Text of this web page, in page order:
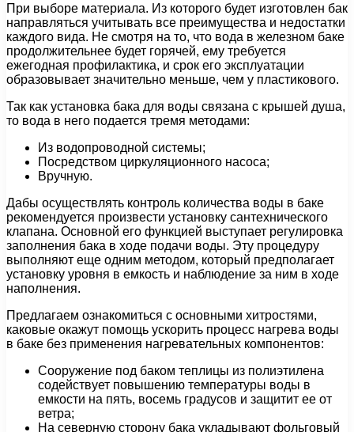
При выборе материала. Из которого будет изготовлен бак
направляться учитывать все преимущества и недостатки
каждого вида. Не смотря на то, что вода в железном баке
продолжительнее будет горячей, ему требуется
ежегодная профилактика, и срок его эксплуатации
образовывает значительно меньше, чем у пластикового.
Так как установка бака для воды связана с крышей душа,
то вода в него подается тремя методами:
Из водопроводной системы;
Посредством циркуляционного насоса;
Вручную.
Дабы осуществлять контроль количества воды в баке
рекомендуется произвести установку сантехнического
клапана. Основной его функцией выступает регулировка
заполнения бака в ходе подачи воды. Эту процедуру
выполняют еще одним методом, который предполагает
установку уровня в емкость и наблюдение за ним в ходе
наполнения.
Предлагаем ознакомиться с основными хитростями,
каковые окажут помощь ускорить процесс нагрева воды
в баке без применения нагревательных компонентов:
Сооружение под баком теплицы из полиэтилена
содействует повышению температуры воды в
емкости на пять, восемь градусов и защитит ее от
ветра;
На северную сторону бака укладывают фольговый